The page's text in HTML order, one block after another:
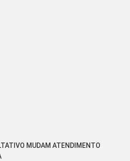
MUDAM ATENDIMENTO